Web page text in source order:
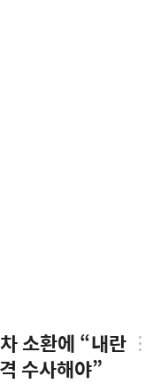
소환에 “내란
수사해야”